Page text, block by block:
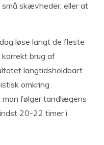
skævheder, eller at
løse langt de fleste
brug af
langtidsholdbart.
omkring
man følger tandlægens
20-22 timer i